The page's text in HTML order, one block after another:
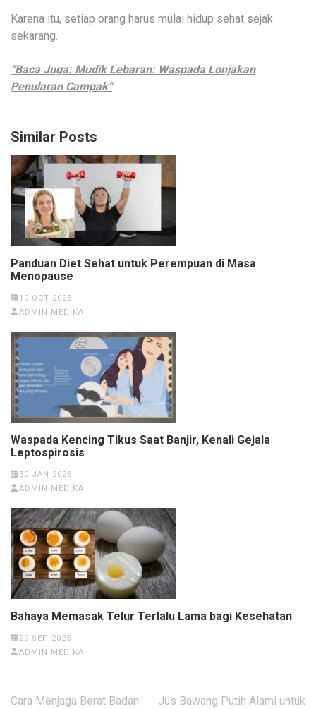
Karena itu, setiap orang harus mulai hidup sehat sejak
sekarang.
“Baca Juga: Mudik Lebaran: Waspada Lonjakan
Penularan Campak“
Similar Posts
Panduan Diet Sehat untuk Perempuan di Masa
Menopause
19 OCT 2025
ADMIN MEDIKA
Waspada Kencing Tikus Saat Banjir, Kenali Gejala
Leptospirosis
30 JAN 2026
ADMIN MEDIKA
Bahaya Memasak Telur Terlalu Lama bagi Kesehatan
29 SEP 2025
ADMIN MEDIKA
Post
Cara Menjaga Berat Badan Jus Bawang Putih Alami untuk